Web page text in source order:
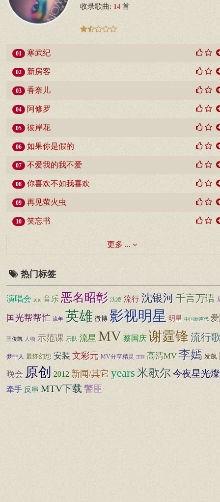
收录歌曲: 14 首
01 寒武纪
02 新房客
03 香奈儿
04 阿修罗
05 彼岸花
06 如果你是假的
07 不爱我的我不爱
08 你喜欢不如我喜欢
09 再见萤火虫
10 笑忘书
更多 ...
热门标签
演唱会 2010 音乐 恶名昭彰 沈凌 流行 沈银河千言万语
国光帮帮忙 流年 英雄 微博 影视明星 明星 中国新声代
王俊凯 人物 示范课 乐队 流星 MV 蔡国庆 谢霆锋 流行
梦中人 最终幻想 安装 文彩元 MV分享精灵 王菲 高清MV 李嫣 发飙
晚会 原创 2012 新闻/其它 years米歇尔今夜星光
牵手 反串 MTV下载 警匪